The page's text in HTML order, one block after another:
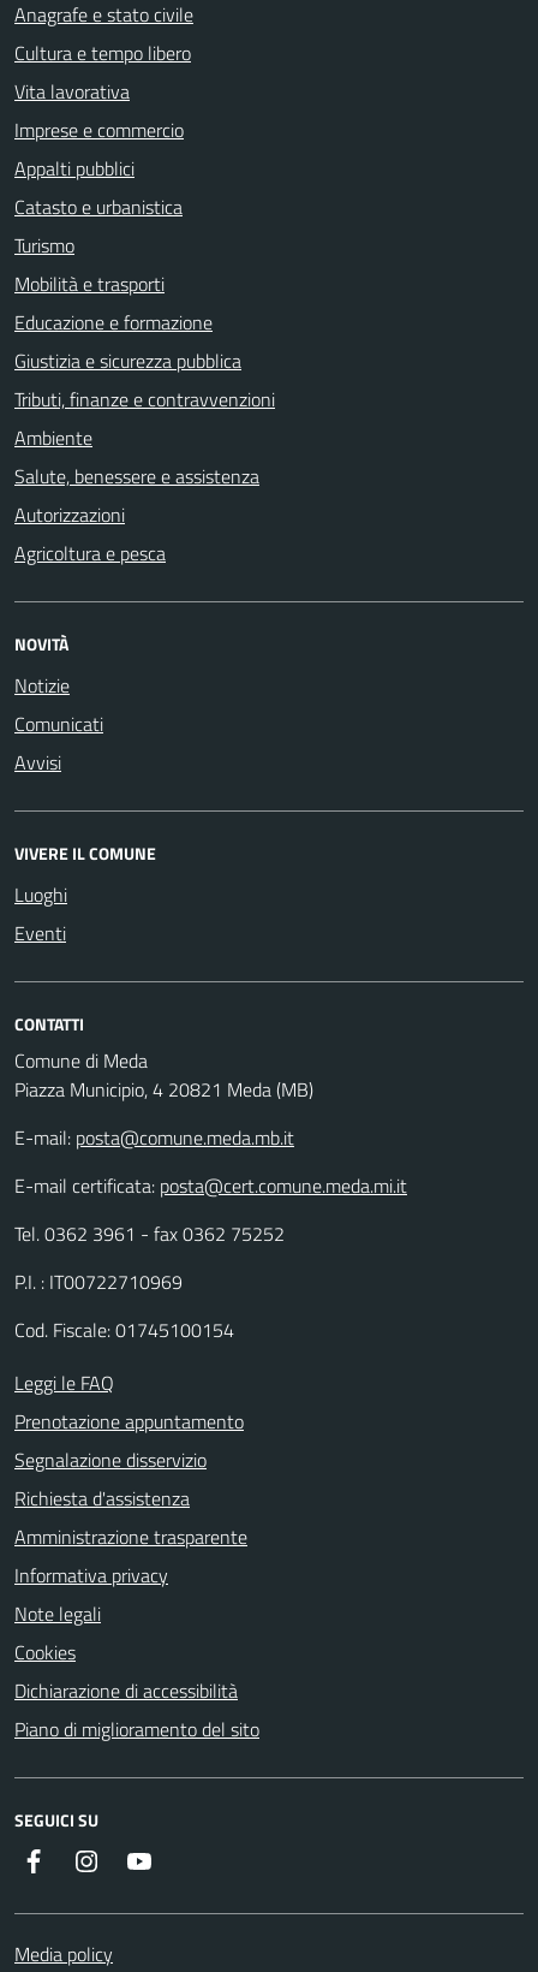
Anagrafe e stato civile
Cultura e tempo libero
Vita lavorativa
Imprese e commercio
Appalti pubblici
Catasto e urbanistica
Turismo
Mobilità e trasporti
Educazione e formazione
Giustizia e sicurezza pubblica
Tributi, finanze e contravvenzioni
Ambiente
Salute, benessere e assistenza
Autorizzazioni
Agricoltura e pesca
NOVITÀ
Notizie
Comunicati
Avvisi
VIVERE IL COMUNE
Luoghi
Eventi
CONTATTI
Comune di Meda
Piazza Municipio, 4 20821 Meda (MB)
E-mail: posta@comune.meda.mb.it
E-mail certificata: posta@cert.comune.meda.mi.it
Tel. 0362 3961 - fax 0362 75252
P.I. : IT00722710969
Cod. Fiscale: 01745100154
Leggi le FAQ
Prenotazione appuntamento
Segnalazione disservizio
Richiesta d'assistenza
Amministrazione trasparente
Informativa privacy
Note legali
Cookies
Dichiarazione di accessibilità
Piano di miglioramento del sito
SEGUICI SU
InstagramYouTube
Media policy